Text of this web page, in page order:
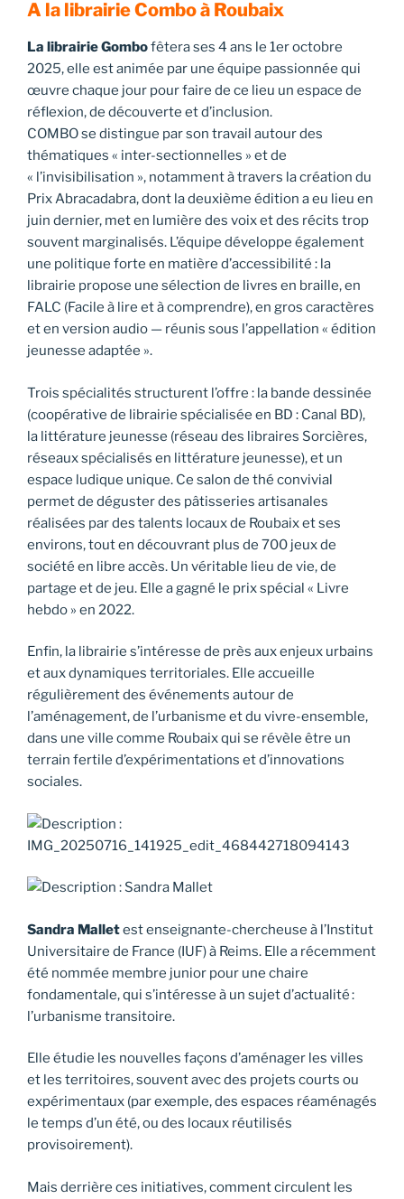
A la librairie Combo à Roubaix
La librairie Gombofêtera ses 4 ans le 1er octobre
2025, elle est animée par une équipe passionnée qui
œuvre chaque jour pour faire de ce lieu un espace de
réflexion, de découverte et d’inclusion.
COMBO se distingue par son travail autour des
thématiques « inter-sectionnelles » et de
« l’invisibilisation », notamment à travers la création du
Prix Abracadabra, dont la deuxième édition a eu lieu en
juin dernier, met en lumière des voix et des récits trop
souvent marginalisés. L’équipe développe également
une politique forte en matière d’accessibilité : la
librairie propose une sélection de livres en braille, en
FALC (Facile à lire et à comprendre), en gros caractères
et en version audio — réunis sous l’appellation « édition
jeunesse adaptée ».
Trois spécialités structurent l’offre : la bande dessinée
(coopérative de librairie spécialisée en BD : Canal BD),
la littérature jeunesse (réseau des libraires Sorcières,
réseaux spécialisés en littérature jeunesse), et un
espace ludique unique. Ce salon de thé convivial
permet de déguster des pâtisseries artisanales
réalisées par des talents locaux de Roubaix et ses
environs, tout en découvrant plus de 700 jeux de
société en libre accès. Un véritable lieu de vie, de
partage et de jeu. Elle a gagné le prix spécial « Livre
hebdo » en 2022.
Enfin, la librairie s’intéresse de près aux enjeux urbains
et aux dynamiques territoriales. Elle accueille
régulièrement des événements autour de
l’aménagement, de l’urbanisme et du vivre-ensemble,
dans une ville comme Roubaix qui se révèle être un
terrain fertile d’expérimentations et d’innovations
sociales.
Sandra Malletest enseignante-chercheuse à l’Institut
Universitaire de France (IUF) à Reims. Elle a récemment
été nommée membre junior pour une chaire
fondamentale, qui s’intéresse à un sujet d’actualité :
l’urbanisme transitoire.
Elle étudie les nouvelles façons d’aménager les villes
et les territoires, souvent avec des projets courts ou
expérimentaux (par exemple, des espaces réaménagés
le temps d’un été, ou des locaux réutilisés
provisoirement).
Mais derrière ces initiatives, comment circulent les